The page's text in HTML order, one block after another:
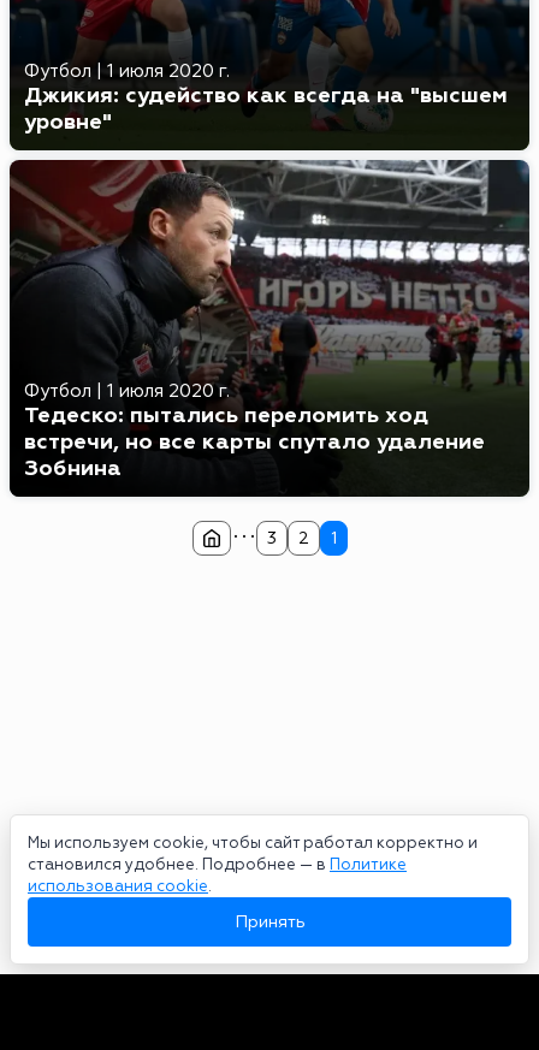
Мы используем cookie, чтобы сайт работал корректно и
становился удобнее. Подробнее — в Политике
использования cookie.
Принять
Футбол 1 июля 2020 г.
Джикия: судейство как всегда на "высшем
уровне"
Футбол 1 июля 2020 г.
Тедеско: пытались переломить ход
встречи, но все карты спутало удаление
Зобнина
... 3 2 1